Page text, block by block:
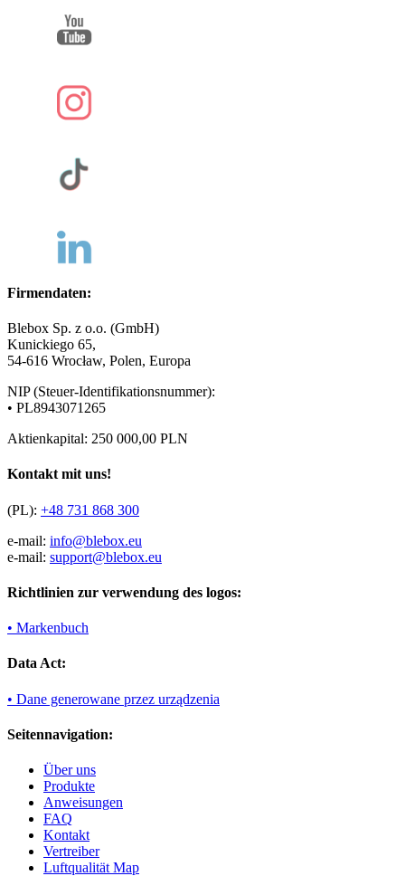
Firmendaten:
Blebox Sp. z o.o. (GmbH)
Kunickiego 65,
54-616 Wrocław, Polen, Europa
NIP (Steuer-Identifikationsnummer):
• PL8943071265
Aktienkapital: 250 000,00 PLN
Kontakt mit uns!
(PL): +48 731 868 300
e-mail: info@blebox.eu
e-mail: support@blebox.eu
Richtlinien zur verwendung des logos:
• Markenbuch
Data Act:
• Dane generowane przez urządzenia
Seitennavigation:
Über uns
Produkte
Anweisungen
FAQ
Kontakt
Vertreiber
Luftqualität Map